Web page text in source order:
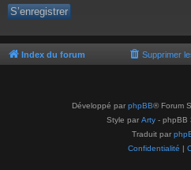
S’enregistrer
Index du forum Supprimer
Développé par phpBB® Forum
Style par Arty - phpBB
Traduit par
Confidentialité |